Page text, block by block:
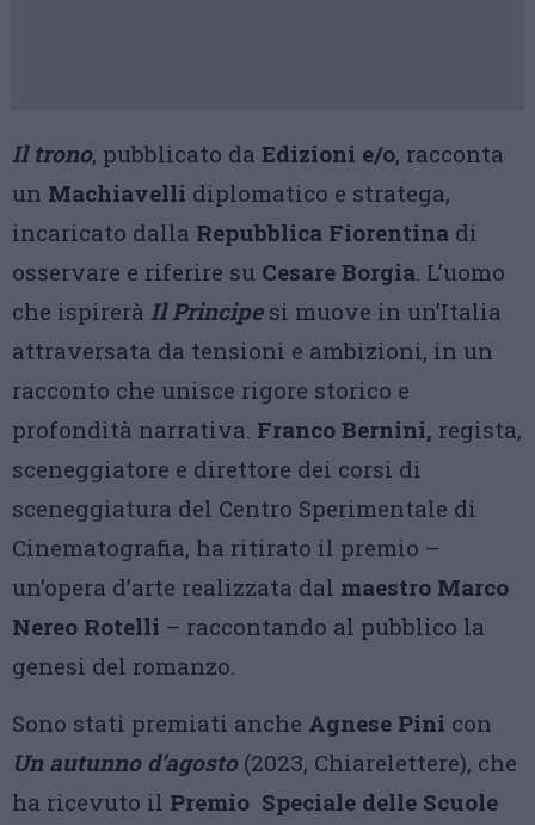
Il trono, pubblicato da Edizioni e/o, racconta
un Machiavelli diplomatico e stratega,
incaricato dalla Repubblica Fiorentina di
osservare e riferire su Cesare Borgia. L’uomo
che ispirerà Il Principesi muove in un’Italia
attraversata da tensioni e ambizioni, in un
racconto che unisce rigore storico e
profondità narrativa. Franco Bernini, regista,
sceneggiatore e direttore dei corsi di
sceneggiatura del Centro Sperimentale di
Cinematografia, ha ritirato il premio –
un’opera d’arte realizzata dal maestro Marco
Nereo Rotelli – raccontando al pubblico la
genesi del romanzo.
Sono stati premiati anche Agnese Pini con
Un autunno d’agosto (2023, Chiarelettere), che
ha ricevuto il Premio Speciale delle Scuole